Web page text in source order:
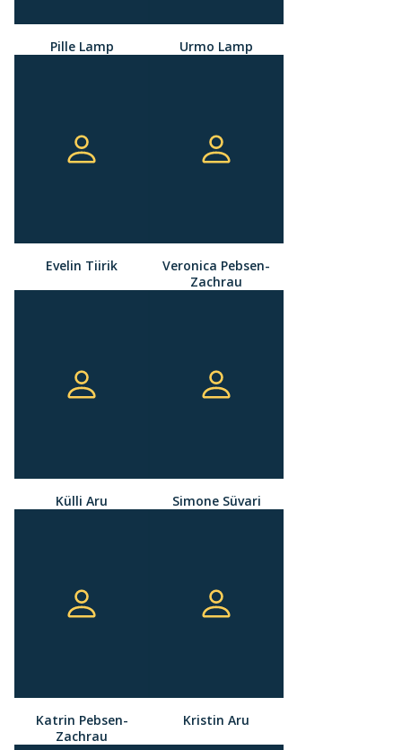
Pille Lamp Urmo Lamp
Evelin Tiirik
Veronica Pebsen-
Zachrau
Külli Aru Simone Süvari
Katrin Pebsen-
Zachrau
Kristin Aru